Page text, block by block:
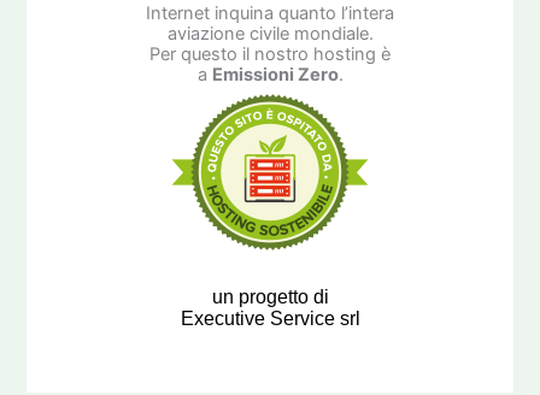
Internet inquina quanto l’intera
aviazione civile mondiale.
Per questo il nostro hosting è
a Emissioni Zero.
un progetto di
Executive Service srl